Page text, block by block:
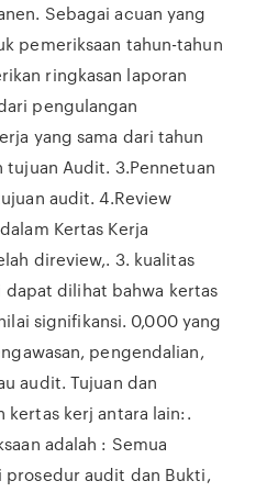
Sebagai acuan yang
pemeriksaan tahun-tahun
ringkasan laporan
pengulangan
yang sama dari tahun
tujuan Audit. 3.Pennetuan
audit. 4.Review
Kertas Kerja
direview,. 3. kualitas
dilihat bahwa kertas
signifikansi. 0,000 yang
pengendalian,
audit. Tujuan dan
kertas kerj antara lain:.
adalah : Semua
prosedur audit dan Bukti,